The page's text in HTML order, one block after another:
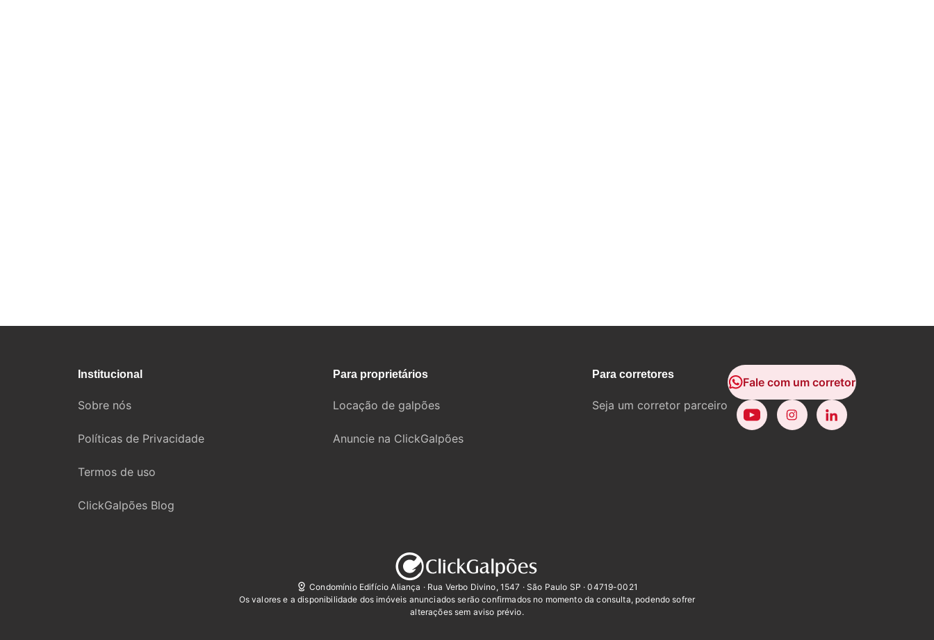
Institucional
Sobre nós
Políticas de Privacidade
Termos de uso
ClickGalpões Blog
Para proprietários
Locação de galpões
Anuncie na ClickGalpões
Para corretores
Seja um corretor parceiro
Fale com um corretor
Condomínio Edifício Aliança · Rua Verbo Divino, 1547 · São Paulo SP · 04719-0021
Os valores e a disponibilidade dos imóveis anunciados serão confirmados no momento da consulta, podendo sofrer
alterações sem aviso prévio.